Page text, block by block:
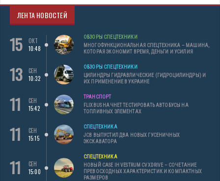
ЛЕНТА НОВОСТЕЙ
15
ОКТ
10:48
ОБЗОРЫ СПЕЦТЕХНИКИ
МНОГОФУНКЦИОНАЛЬНАЯ СПЕЦТЕХНИКА – МАШИНА,
КОТОРАЯ ЭКОНОМИТ ВРЕМЯ, ДЕНЬГИ И УСИЛИЯ
13
СЕН
10:32
ОБЗОРЫ СПЕЦТЕХНИКИ
ЦИЛИНДРЫ ГИДРАВЛИЧЕСКИЕ (ГИДРОЦИЛИНДРЫ) И
ИХ ПРИМЕНЕНИЕ В УКРАИНЕ
11
СЕН
15:42
ТРАНСПОРТ
FLIXBUS НАЧНЕТ ТЕСТИРОВАТЬ АВТОБУСЫ НА
ТОПЛИВНЫХ ЭЛЕМЕНТАХ
11
СЕН
15:15
СПЕЦТЕХНИКА
JCB ВЫПУСТИЛ ДВА НОВЫХ ГУСЕНИЧНЫХ
ЭКСКАВАТОРА
11
СЕН
15:00
СПЕЦТЕХНИКА
НОВЫЙ CASE IH VESTRUM CVXDRIVE – СОЧЕТАНИЕ
ПРЕВОСХОДНЫХ ХАРАКТЕРИСТИК И КОМПАКТНЫХ
РАЗМЕРОВ